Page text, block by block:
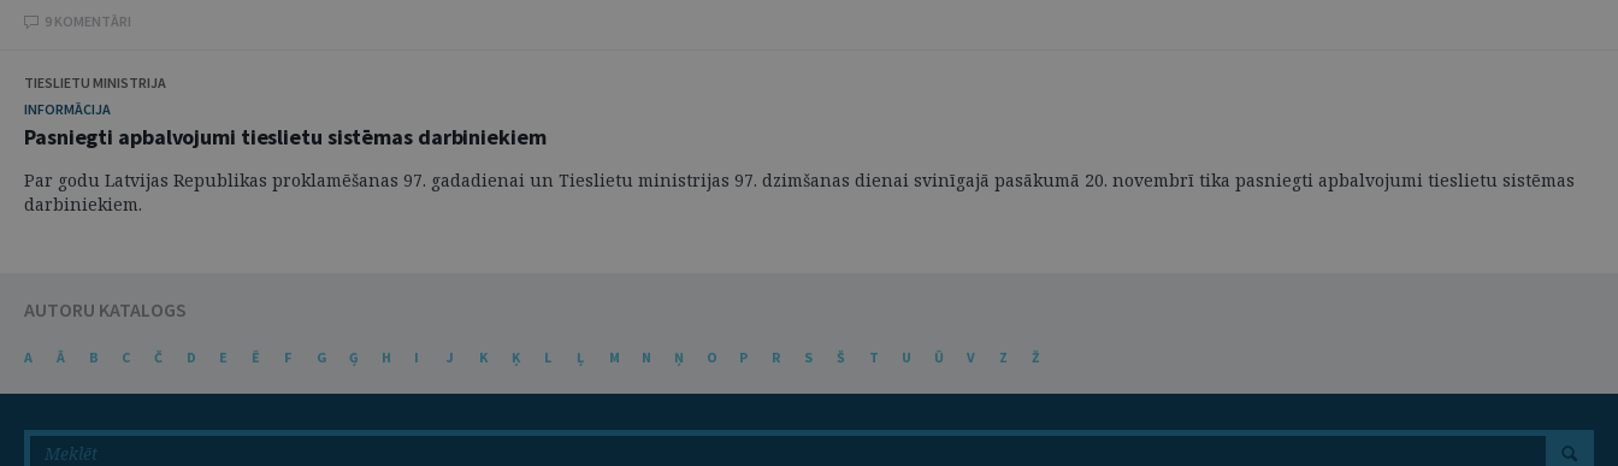
9 KOMENTĀRI
TIESLIETU MINISTRIJA
INFORMĀCIJA
Pasniegti apbalvojumi tieslietu sistēmas darbiniekiem
Par godu Latvijas Republikas proklamēšanas 97. gadadienai un Tieslietu ministrijas 97. dzimšanas dienai svinīgajā pasākumā 20. novembrī tika pasniegti apbalvojumi tieslietu sistēmas
darbiniekiem.
AUTORU KATALOGS
A Ā B C Č D E Ē F G Ģ H I J K Ķ L Ļ M N Ņ O P R S Š T U Ū V Z Ž